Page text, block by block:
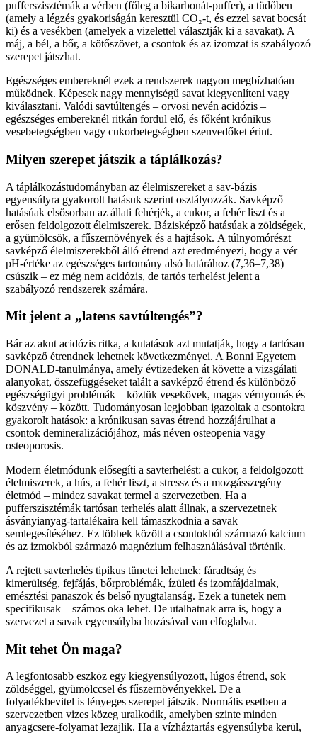
pufferszisztémák a vérben (főleg a bikarbonát-puffer), a tüdőben
(amely a légzés gyakoriságán keresztül CO₂-t, és ezzel savat bocsát
ki) és a vesékben (amelyek a vizelettel választják ki a savakat). A
máj, a bél, a bőr, a kötőszövet, a csontok és az izomzat is szabályozó
szerepet játszhat.
Egészséges embereknél ezek a rendszerek nagyon megbízhatóan
működnek. Képesek nagy mennyiségű savat kiegyenlíteni vagy
kiválasztani. Valódi savtúltengés – orvosi nevén acidózis –
egészséges embereknél ritkán fordul elő, és főként krónikus
vesebetegségben vagy cukorbetegségben szenvedőket érint.
Milyen szerepet játszik a táplálkozás?
A táplálkozástudományban az élelmiszereket a sav-bázis
egyensúlyra gyakorolt hatásuk szerint osztályozzák. Savképző
hatásúak elsősorban az állati fehérjék, a cukor, a fehér liszt és a
erősen feldolgozott élelmiszerek. Bázisképző hatásúak a zöldségek,
a gyümölcsök, a fűszernövények és a hajtások. A túlnyomórészt
savképző élelmiszerekből álló étrend azt eredményezi, hogy a vér
pH-értéke az egészséges tartomány alsó határához (7,36–7,38)
csúszik – ez még nem acidózis, de tartós terhelést jelent a
szabályozó rendszerek számára.
Mit jelent a „latens savtúltengés”?
Bár az akut acidózis ritka, a kutatások azt mutatják, hogy a tartósan
savképző étrendnek lehetnek következményei. A Bonni Egyetem
DONALD-tanulmánya, amely évtizedeken át követte a vizsgálati
alanyokat, összefüggéseket talált a savképző étrend és különböző
egészségügyi problémák – köztük vesekövek, magas vérnyomás és
köszvény – között. Tudományosan legjobban igazoltak a csontokra
gyakorolt hatások: a krónikusan savas étrend hozzájárulhat a
csontok demineralizációjához, más néven osteopenia vagy
osteoporosis.
Modern életmódunk elősegíti a savterhelést: a cukor, a feldolgozott
élelmiszerek, a hús, a fehér liszt, a stressz és a mozgásszegény
életmód – mindez savakat termel a szervezetben. Ha a
pufferszisztémák tartósan terhelés alatt állnak, a szervezetnek
ásványianyag-tartalékaira kell támaszkodnia a savak
semlegesítéséhez. Ez többek között a csontokból származó kalcium
és az izmokból származó magnézium felhasználásával történik.
A rejtett savterhelés tipikus tünetei lehetnek: fáradtság és
kimerültség, fejfájás, bőrproblémák, ízületi és izomfájdalmak,
emésztési panaszok és belső nyugtalanság. Ezek a tünetek nem
specifikusak – számos oka lehet. De utalhatnak arra is, hogy a
szervezet a savak egyensúlyba hozásával van elfoglalva.
Mit tehet Ön maga?
A legfontosabb eszköz egy kiegyensúlyozott, lúgos étrend, sok
zöldséggel, gyümölccsel és fűszernövényekkel. De a
folyadékbevitel is lényeges szerepet játszik. Normális esetben a
szervezetben vizes közeg uralkodik, amelyben szinte minden
anyagcsere-folyamat lezajlik. Ha a vízháztartás egyensúlyba kerül,